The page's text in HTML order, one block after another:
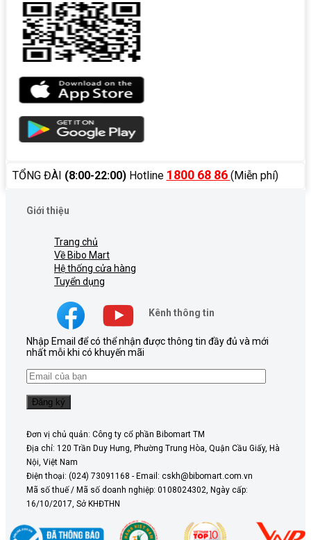
TỔNG ĐÀI (8:00-22:00)Hotline 1800 68 86 (Miễn phí)
Giới thiệu
Trang chủ
Về Bibo Mart
Hệ thống cửa hàng
Tuyển dụng
Kênh thông tin
Nhập Email để có thể nhận được thông tin đầy đủ và mới
nhất mỗi khi có khuyến mãi
Đơn vị chủ quản: Công ty cổ phần Bibomart TM
Địa chỉ: 120 Trần Duy Hưng, Phường Trung Hòa, Quận Cầu Giấy, Hà
Nội, Việt Nam
Điện thoại: (024) 73091168 - Email: cskh@bibomart.com.vn
Mã số thuế / Mã số doanh nghiệp: 0108024302, Ngày cấp:
16/10/2017, Sở KHĐTHN